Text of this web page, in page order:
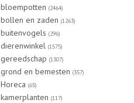
bloempotten (2464)
bollen en zaden (1263)
buitenvogels (296)
dierenwinkel (1575)
gereedschap (1307)
grond en bemesten (357)
Horeca (65)
kamerplanten (117)